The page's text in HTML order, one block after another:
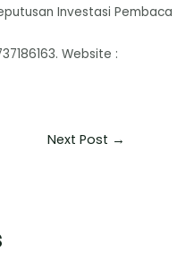
Investasi Pembaca
Website :
Next Post →